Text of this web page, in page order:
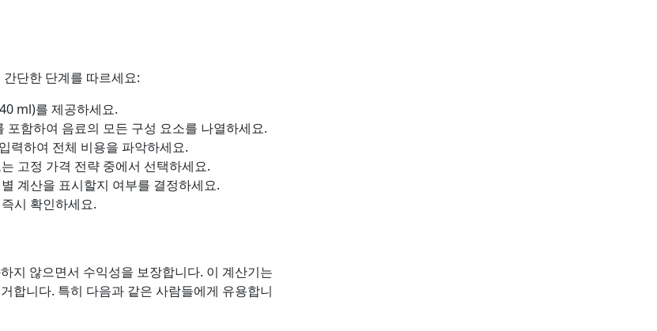
단한 단계를 따르세요:
ml)를 제공하세요.
포함하여 음료의 모든 구성 요소를 나열하세요.
력하여 전체 비용을 파악하세요.
고정 가격 전략 중에서 선택하세요.
계산을 표시할지 여부를 결정하세요.
시 확인하세요.
지 않으면서 수익성을 보장합니다. 이 계산기는
합니다. 특히 다음과 같은 사람들에게 유용합니